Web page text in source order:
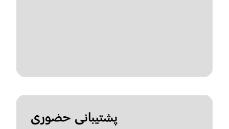
پشتیبانی حضوری